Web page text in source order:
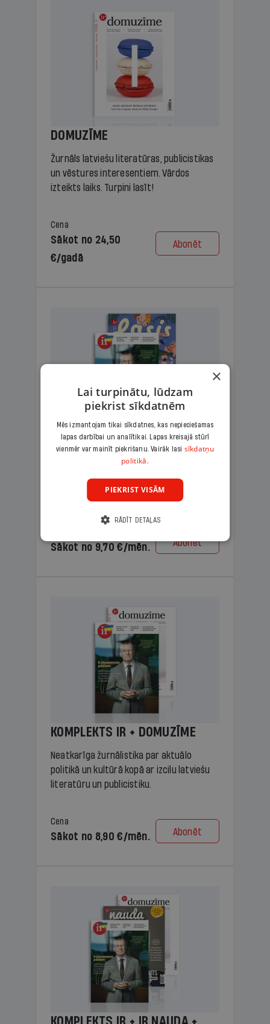
DOMUZĪME
Žurnāls latviešu literatūras, publicistikas
un vēstures interesentiem. Vārdos
izteikts laiks. Turpini lasīt!
Cena
Sākot no 24,50
€/gadā
Abonēt
KOMPLEKTS IR + LASIS
Ģimenes komplekts – aizraujošs
lasāmžurnāls bērniem un analītiska
lasāmviela vecākiem.
Sākot no 9,70 €/mēn. Abonēt
KOMPLEKTS IR + DOMUZĪME
Neatkarīga žurnālistika par aktuālo
politikā un kultūrā kopā ar izcilu latviešu
literatūru un publicistiku.
Cena
Sākot no 8,90 €/mēn. Abonēt
×
Lai turpinātu, lūdzam
piekrist sīkdatnēm
Mēs izmantojam tikai sīkdatnes, kas nepieciešamas
lapas darbībai un analītikai. Lapas kreisajā stūrī
vienmēr var mainīt piekrišanu. Vairāk lasi sīkdatņu
politikā.
PIEKRIST VISĀM
RĀDĪT DETAĻAS